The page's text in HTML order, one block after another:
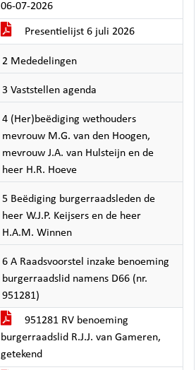
06-07-2026
Presentielijst 6 juli 2026
2 Mededelingen
3 Vaststellen agenda
4 (Her)beëdiging wethouders
mevrouw M.G. van den Hoogen,
mevrouw J.A. van Hulsteijn en de
heer H.R. Hoeve
5 Beëdiging burgerraadsleden de
heer W.J.P. Keijsers en de heer
H.A.M. Winnen
6 A Raadsvoorstel inzake benoeming
burgerraadslid namens D66 (nr.
951281)
951281 RV benoeming
burgerraadslid R.J.J. van Gameren,
getekend